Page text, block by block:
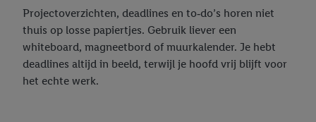
Projectoverzichten, deadlines en to‑do’s horen niet
thuis op losse papiertjes. Gebruik liever een
whiteboard, magneetbord of muurkalender. Je hebt
deadlines altijd in beeld, terwijl je hoofd vrij blijft voor
het echte werk.
toestemming te allen tijde met vooruitwerkende kracht in te
trekken, vindt u in onzeprivacyverklaring.Je vindt het
impressum hier.